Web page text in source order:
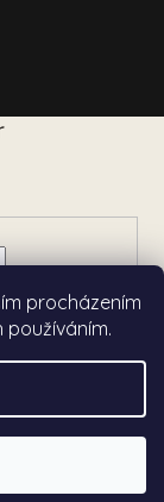
procházením